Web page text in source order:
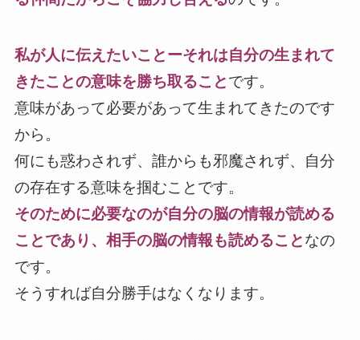
私が人に伝えたいことーそれは自分の生まれて
きたことの意味を勝ち取ることです。
意味があって必要があって生まれてきたのです
から。
何にも惑わされず、誰からも邪魔されず、自分
の存在する意味を掴むことです。
そのために必要なのが自分の脳の情報が読める
ことであり、相手の脳の情報も読めることなの
です。
そうすれば自分勝手はなくなります。